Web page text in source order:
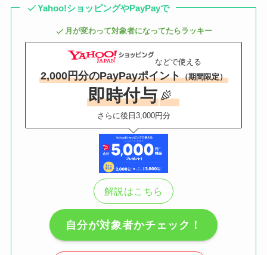
Yahoo!ショッピングやPayPayで
月が変わって対象者になってたらラッキー
などで使える
2,000円分のPayPayポイント（期間限定）
即時付与
さらに後日3,000円分
解説はこちら
自分が対象者かチェック！